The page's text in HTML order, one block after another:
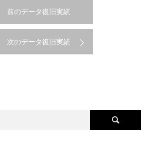
前のデータ復旧実績
次のデータ復旧実績